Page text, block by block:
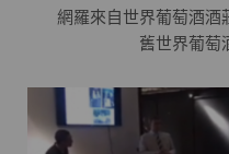
網羅來自世界葡萄酒酒
舊世界葡萄